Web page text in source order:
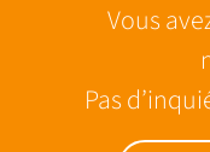
Vous
Pas